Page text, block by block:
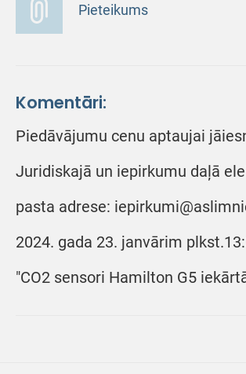
Pieteikums
Komentāri:
Piedāvājumu cenu aptaujai
Juridiskajā un iepirkumu daļā
pasta adrese:
2024. gada 23. janvārim
"CO2 sensori Hamilton G5